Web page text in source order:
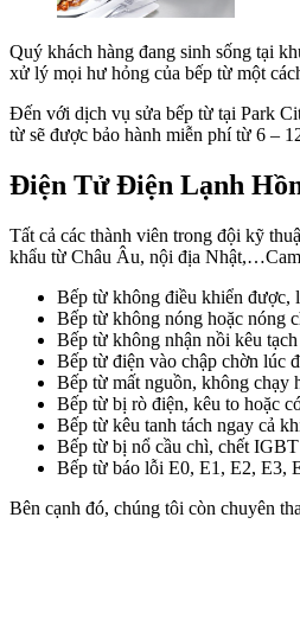
Quý khách hàng đang sinh sống tại
xử lý mọi hư hỏng của bếp từ một
Đến với dịch vụ sửa bếp từ tại Park
từ sẽ được bảo hành miễn phí từ 6 –
Điện Tử Điện Lạnh
Tất cả các thành viên trong đội kỹ
khẩu từ Châu Âu, nội địa
Bếp từ không điều khiển được,
Bếp từ không nóng hoặc nóng
Bếp từ không nhận nồi kêu tạch
Bếp từ điện vào chập chờn lúc
Bếp từ mất nguồn, không chạy
Bếp từ bị rò điện, kêu to hoặc
Bếp từ kêu tanh tách ngay cả
Bếp từ bị nổ cầu chì, chết IGBT
Bếp từ báo lỗi E0, E1, E2, E3,
Bên cạnh đó, chúng tôi còn chuyên